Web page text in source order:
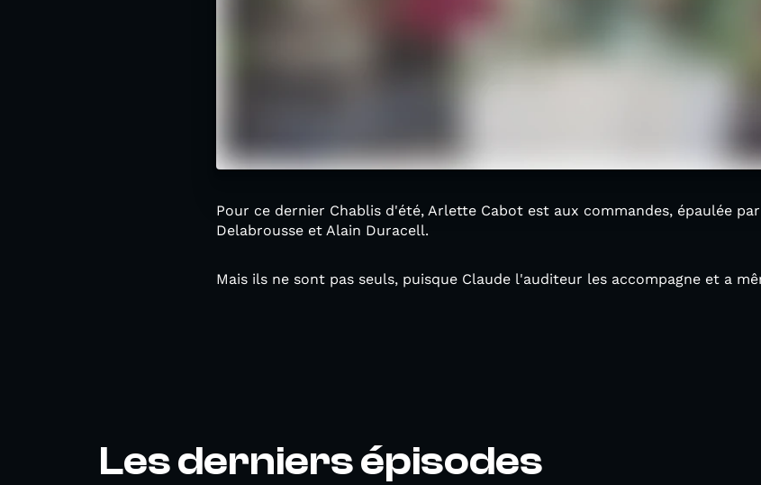
Pour ce dernier Chablis d'été, Arlette Cabot est aux commandes, épaulée
Delabrousse et Alain Duracell.
Mais ils ne sont pas seuls, puisque Claude l'auditeur les accompagne et a
Les derniers épisodes